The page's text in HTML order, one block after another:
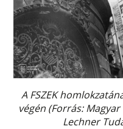
A FSZEK
végén (Forrás:
Lechner